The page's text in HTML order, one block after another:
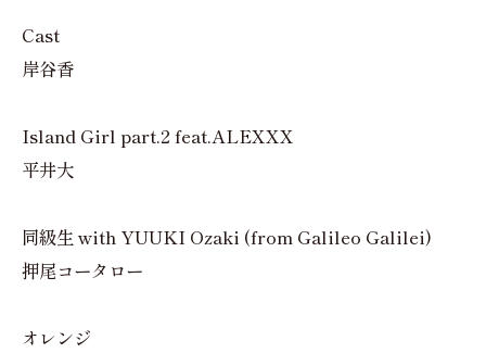
Cast
岸谷香
Island Girl part.2 feat.ALEXXX
平井大
同級生 with YUUKI Ozaki (from Galileo Galilei)
押尾コータロー
オレンジ